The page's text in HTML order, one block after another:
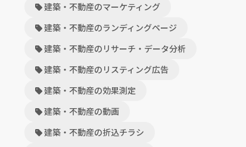
建築・不動産のマーケティング
建築・不動産のランディングページ
建築・不動産のリサーチ・データ分析
建築・不動産のリスティング広告
建築・不動産の効果測定
建築・不動産の動画
建築・不動産の折込チラシ